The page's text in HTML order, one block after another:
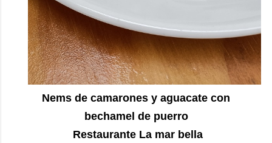
Nems de camarones y aguacate con
bechamel de puerro
Restaurante La mar bella